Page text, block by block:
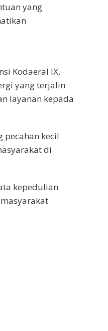
yang
Kodaeral lX,
yang terjalin
layanan kepada
kecil
di
kepedulian